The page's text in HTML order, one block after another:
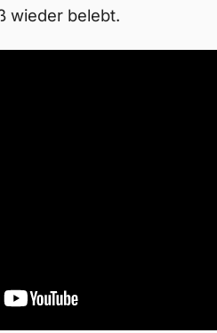
wieder belebt.